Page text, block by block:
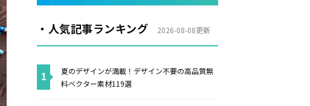
・人気記事ランキング 2026-08-08更新
夏のデザインが満載！デザイン不要の高品質無
料ベクター素材119選